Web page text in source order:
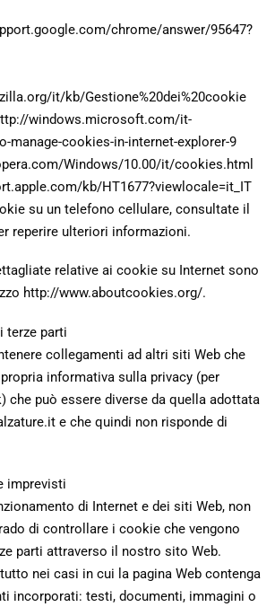
chrome/answer/95647?
it/kb/Gestione%20dei%20cookie
windows.microsoft.com/it-
manage-cookies-in-internet-explorer-9
Windows/10.00/it/cookies.html
kb/HT1677?viewlocale=it_IT
su un telefono cellulare, consultate il
reperire ulteriori informazioni.
relative ai cookie su Internet sono
http://www.aboutcookies.org/.
terze parti
collegamenti ad altri siti Web che
informativa sulla privacy (per
che può essere diverse da quella adottata
e che quindi non risponde di
imprevisti
di Internet e dei siti Web, non
di controllare i cookie che vengono
parti attraverso il nostro sito Web.
nei casi in cui la pagina Web contenga
incorporati: testi, documenti, immagini o